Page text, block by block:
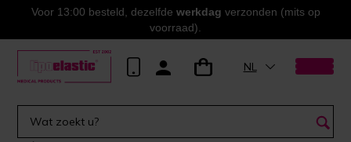
Voor 13:00 besteld, dezelfde werkdag verzonden (mits op
voorraad).
NL